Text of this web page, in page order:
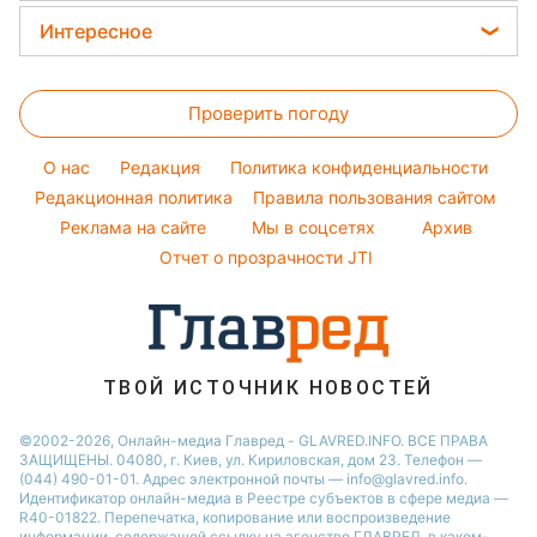
Кейт Миддлтон
Алла Пугачева
Максим Галкин
Настя Каменских
Виталий Козловский
Потап
София Ротару
Новости Львова
Новости Днепра
Новости Тернополя
Новости Житомира
Новости Одессы
Новости Харькова
Новости моды
Советы от Андре Тана
Женские стрижки
Окрашивание волос
Красивый маникюр
Закуски
Салаты
Простые блюда
Легкие десерты
Напитки
Праздничное меню
Интересное
Тесты по картинке
Оптические иллюзии
Народные приметы
Все о шоу-бизнесе
Проверить погоду
O нас Редакция
Политика конфиденциальности
Редакционная политика
Правила пользования сайтом
Реклама на сайте
Мы в соцсетях
Архив
Отчет о прозрачности JTI
ТВОЙ ИСТОЧНИК НОВОСТЕЙ
©2002-2026, Онлайн-медиа Главред - GLAVRED.INFO. ВСЕ ПРАВА
ЗАЩИЩЕНЫ. 04080, г. Киев, ул. Кириловская, дом 23. Телефон —
(044) 490-01-01. Адрес электронной почты — info@glavred.info.
Идентификатор онлайн-медиа в Реестре cубъектов в сфере медиа —
R40-01822. Перепечатка, копирование или воспроизведение